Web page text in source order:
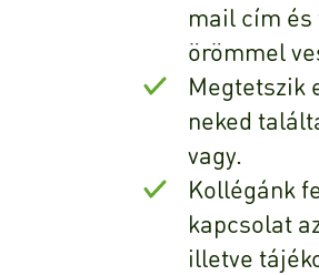
mail cím és
örömmel
Megtetszik
neked
vagy.
Kollégánk
kapcsolat
illetve